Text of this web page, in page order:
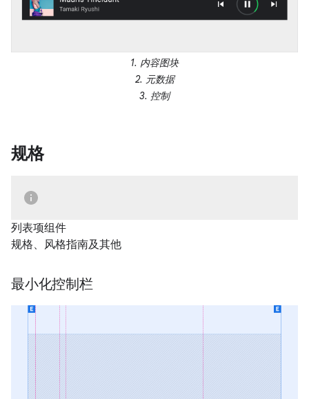
1. 内容图块
2. 元数据
3. 控制
规格
列表项组件
规格、风格指南及其他
最小化控制栏